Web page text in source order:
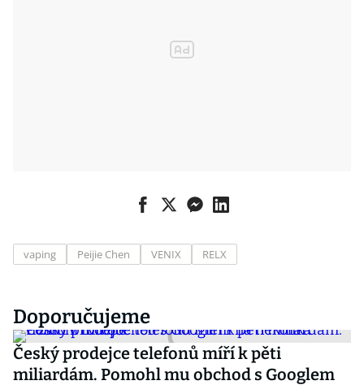
vaping Peijie Chen VENIX RELX
Doporučujeme
Český prodejce telefonů míří k pěti
miliardám. Pomohl mu obchod s Googlem